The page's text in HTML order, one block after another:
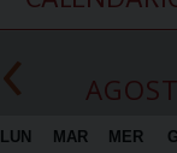
‹
LUN MAR MER